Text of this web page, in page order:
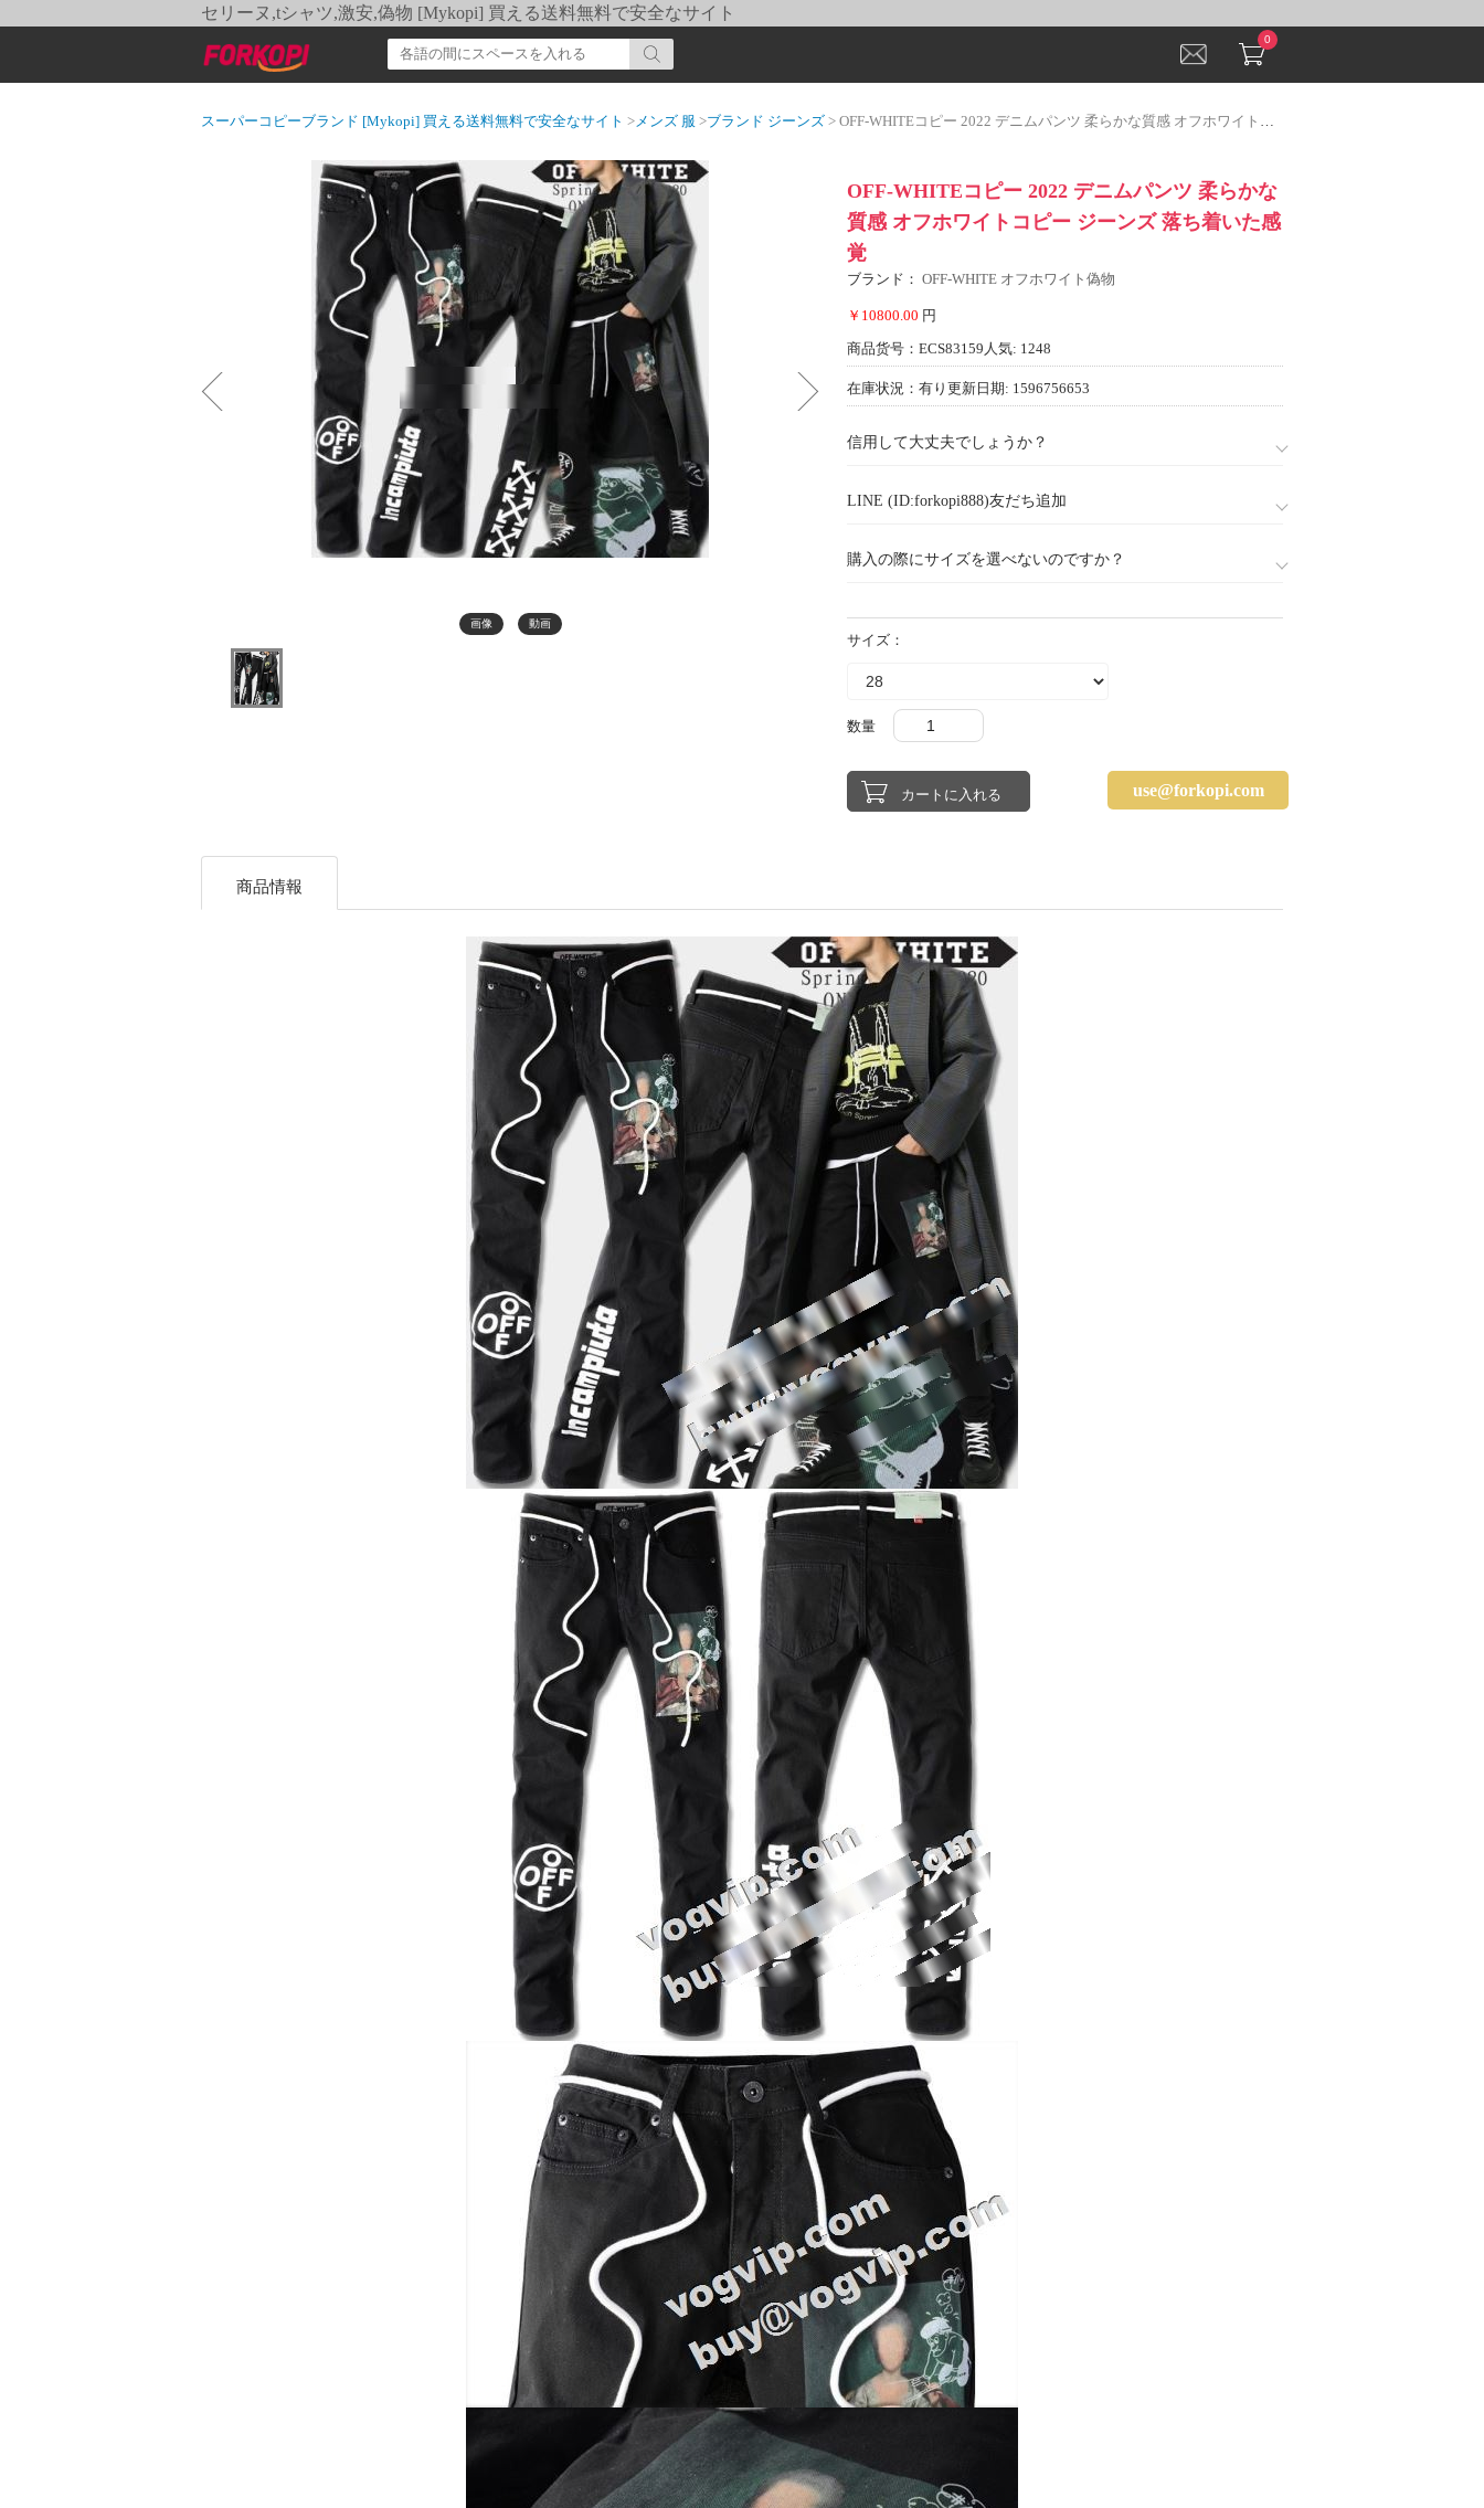
セリーヌ,tシャツ,激安,偽物 [Mykopi] 買える送料無料で安全なサイト
0
スーパーコピーブランド [Mykopi] 買える送料無料で安全なサイト >メンズ 服 >ブランド ジーンズ > OFF-WHITEコピー 2022 デニムパンツ 柔らかな質感 オフホワイトコピー ジーンズ 落ち着いた感覚
画像 動画
OFF-WHITEコピー 2022 デニムパンツ 柔らかな
質感 オフホワイトコピー ジーンズ 落ち着いた感
覚
ブランド： OFF-WHITE オフホワイト偽物
￥10800.00 円
商品货号：ECS83159 人気: 1248
在庫状況：有り 更新日期: 1596756653
信用して大丈夫でしょうか？
LINE (ID:forkopi888)友だち追加
購入の際にサイズを選べないのですか？
サイズ：
数量
use@forkopi.com
商品情報